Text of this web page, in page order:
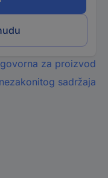
za proizvod
sadržaja